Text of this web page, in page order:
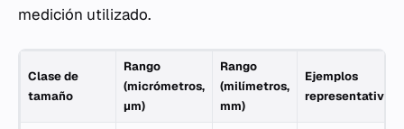
medición utilizado.
Clase de
tamaño
Rango
(micrómetros,
µm)
Rango
(milímetros,
mm)
Ejemplos
representativos